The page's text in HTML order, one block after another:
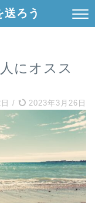
ろう
にオスス
/ 2023年3月26日